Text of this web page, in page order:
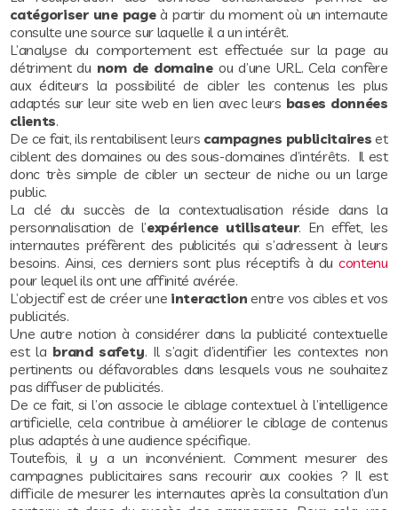
catégoriser une pageà partir du moment où un internaute
consulte une source sur laquelle il a un intérêt.
L’analyse du comportement est effectuée sur la page au
détriment du nom de domaineou d’une URL. Cela confère
aux éditeurs la possibilité de cibler les contenus les plus
adaptés sur leur site web en lien avec leurs bases données
clients.
De ce fait, ils rentabilisent leurs campagnes publicitaires et
ciblent des domaines ou des sous-domaines d’intérêts. Il est
donc très simple de cibler un secteur de niche ou un large
public.
La clé du succès de la contextualisation réside dans la
personnalisation de l’expérience utilisateur. En effet, les
internautes préfèrent des publicités qui s’adressent à leurs
besoins. Ainsi, ces derniers sont plus réceptifs à du contenu
pour lequel ils ont une affinité avérée.
L’objectif est de créer une interaction entre vos cibles et vos
publicités.
Une autre notion à considérer dans la publicité contextuelle
est la brand safety. Il s’agit d’identifier les contextes non
pertinents ou défavorables dans lesquels vous ne souhaitez
pas diffuser de publicités.
De ce fait, si l’on associe le ciblage contextuel à l’intelligence
artificielle, cela contribue à améliorer le ciblage de contenus
plus adaptés à une audience spécifique.
Toutefois, il y a un inconvénient. Comment mesurer des
campagnes publicitaires sans recourir aux cookies ? Il est
difficile de mesurer les internautes après la consultation d’un